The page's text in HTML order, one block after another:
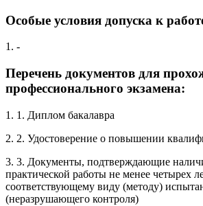
Особые условия допуска к
1. -
Перечень документов для
профессионального экзамена:
1. 1. Диплом бакалавра
2. 2. Удостоверение о повышении
3. 3. Документы, подтверждающие
практической работы не менее четырех
соответствующему виду (методу)
(неразрушающего контроля)